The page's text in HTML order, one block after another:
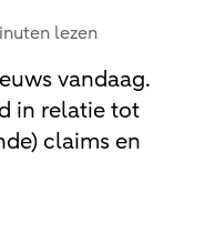
lezen
vandaag.
in relatie tot
claims en